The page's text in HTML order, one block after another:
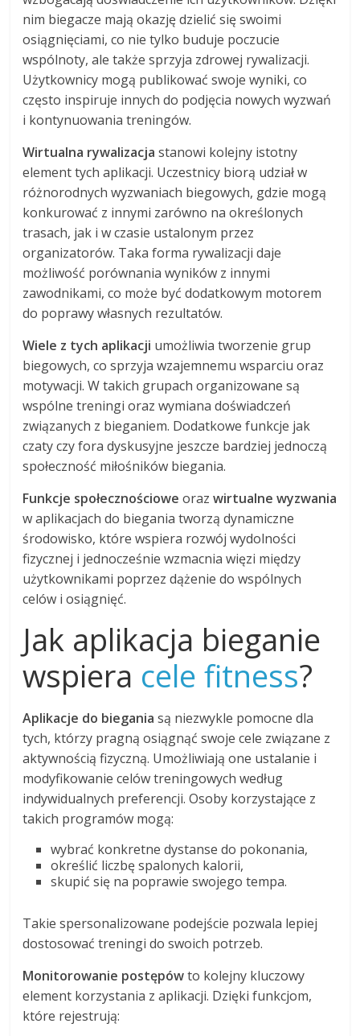
nim biegacze mają okazję dzielić się swoimi
osiągnięciami, co nie tylko buduje poczucie
wspólnoty, ale także sprzyja zdrowej rywalizacji.
Użytkownicy mogą publikować swoje wyniki, co
często inspiruje innych do podjęcia nowych wyzwań
i kontynuowania treningów.
Wirtualna rywalizacja stanowi kolejny istotny
element tych aplikacji. Uczestnicy biorą udział w
różnorodnych wyzwaniach biegowych, gdzie mogą
konkurować z innymi zarówno na określonych
trasach, jak i w czasie ustalonym przez
organizatorów. Taka forma rywalizacji daje
możliwość porównania wyników z innymi
zawodnikami, co może być dodatkowym motorem
do poprawy własnych rezultatów.
Wiele z tych aplikacji umożliwia tworzenie grup
biegowych, co sprzyja wzajemnemu wsparciu oraz
motywacji. W takich grupach organizowane są
wspólne treningi oraz wymiana doświadczeń
związanych z bieganiem. Dodatkowe funkcje jak
czaty czy fora dyskusyjne jeszcze bardziej jednoczą
społeczność miłośników biegania.
Funkcje społecznościowe orazwirtualne wyzwania
w aplikacjach do biegania tworzą dynamiczne
środowisko, które wspiera rozwój wydolności
fizycznej i jednocześnie wzmacnia więzi między
użytkownikami poprzez dążenie do wspólnych
celów i osiągnięć.
Jak aplikacja bieganie
wspiera cele fitness?
Aplikacje do biegania są niezwykle pomocne dla
tych, którzy pragną osiągnąć swoje cele związane z
aktywnością fizyczną. Umożliwiają one ustalanie i
modyfikowanie celów treningowych według
indywidualnych preferencji. Osoby korzystające z
takich programów mogą:
wybrać konkretne dystanse do pokonania,
określić liczbę spalonych kalorii,
skupić się na poprawie swojego tempa.
Takie spersonalizowane podejście pozwala lepiej
dostosować treningi do swoich potrzeb.
Monitorowanie postępówto kolejny kluczowy
element korzystania z aplikacji. Dzięki funkcjom,
które rejestrują: